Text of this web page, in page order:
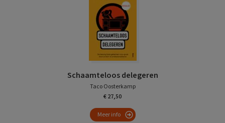
Schaamteloos delegeren
Taco Oosterkamp
€ 27,50
Meer info